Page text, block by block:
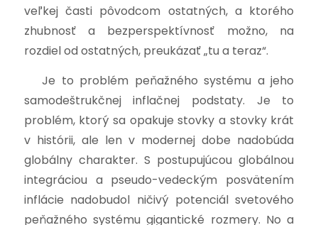
veľkej časti pôvodcom ostatných, a ktorého
zhubnosť a bezperspektívnosť možno, na
rozdiel od ostatných, preukázať „tu a teraz“.
Je to problém peňažného systému a jeho
samodeštrukčnej inflačnej podstaty. Je to
problém, ktorý sa opakuje stovky a stovky krát
v histórii, ale len v modernej dobe nadobúda
globálny charakter. S postupujúcou globálnou
integráciou a pseudo-vedeckým posvätením
inflácie nadobudol ničivý potenciál svetového
peňažného systému gigantické rozmery. No a